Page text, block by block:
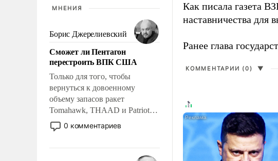
МНЕНИЯ
Борис Джерелиевский
Сможет ли Пентагон
перестроить ВПК США
Только для того, чтобы
вернуться к довоенному
объему запасов ракет
Tomahawk, THAAD и Patriot
США потребуется более трех
лет. Даже небольшая война с
0 комментариев
Как писала газета
наставничества для
Ранее глава
КОММЕНТАРИИ (0) ▼